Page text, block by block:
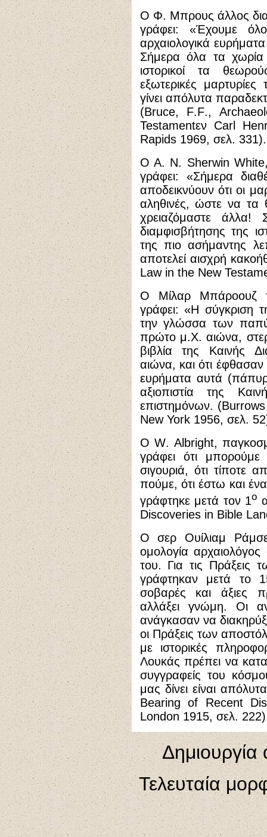
Ο Φ. Μπρους άλλος
γράφει: «Έχουμε
αρχαιολογικά
Σήμερα όλα τα
ιστορικοί τα
εξωτερικές μαρτυρίες
γίνει απόλυτα
(Bruce, F.F.,
Testamentεν Carl
Rapids1969, σελ. 331).
Ο Α. Ν. Sherwin White
γράφει: «Σήμερα
αποδεικνύουν ότι οι
αληθινές, ώστε να
χρειαζόμαστε άλλα!
διαμφισβήτησης της
της πιο ασήμαντης
αποτελεί αισχρή
Law in the New
Ο Μίλαρ Μπάροουζ
γράφει: «Η σύγκριση
την γλώσσα των
πρώτο μ.Χ. αιώνα,
βιβλία της Καινής
αιώνα, και ότι
ευρήματα αυτά
αξιοπιστία της
επιστημόνων.
New York 1956, σελ.
Ο W. Albright,
γράφει ότι
σιγουριά, ότι τίποτε
πούμε, ότι έστω και
γράφτηκε μετά τον 1ο
Discoveries in Bible
Ο σερ Ουίλιαμ
ομολογία
του. Για τις Πράξεις
γράφτηκαν μετά το
σοβαρές και άξιες
αλλάξει γνώμη. Οι
ανάγκασαν να
οι Πράξεις των
με ιστορικές
Λουκάς πρέπει να
συγγραφείς του
μας δίνει είναι
Bearing of Recent
London 1915, σελ.
Τελευταία